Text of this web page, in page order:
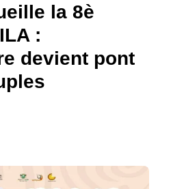
la 8è
:
devient pont